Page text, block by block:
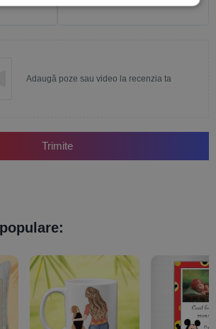
Adaugă poze sau video la recenzia ta
Trimite